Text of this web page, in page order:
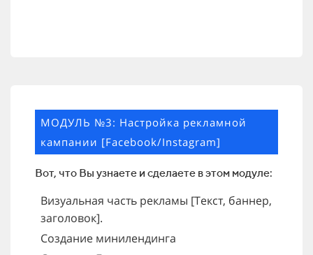
МОДУЛЬ №3: Настройка рекламной
кампании [Facebook/Instagram]
Вот, что Вы узнаете и сделаете в этом модуле:
Визуальная часть рекламы [Текст, баннер,
заголовок].
Cоздание минилендинга